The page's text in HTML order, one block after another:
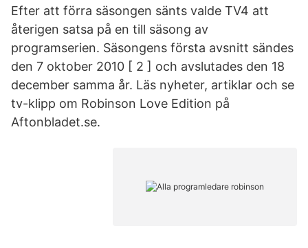
Efter att förra säsongen sänts valde TV4 att
återigen satsa på en till säsong av
programserien. Säsongens första avsnitt sändes
den 7 oktober 2010 [ 2 ] och avslutades den 18
december samma år. Läs nyheter, artiklar och se
tv-klipp om Robinson Love Edition på
Aftonbladet.se.